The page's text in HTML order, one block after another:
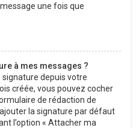
une fois que
à mes messages ?
signature depuis votre
créée, vous pouvez cocher
de rédaction de
la signature par défaut
l’option « Attacher ma